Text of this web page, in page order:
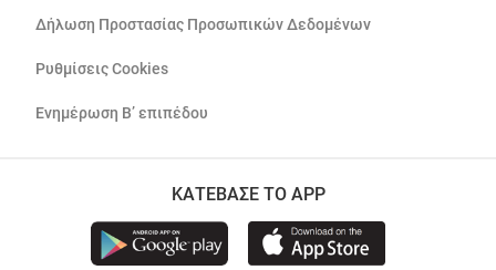
Δήλωση Προστασίας Προσωπικών Δεδομένων
Ρυθμίσεις Cookies
Ενημέρωση Β’ επιπέδου
ΚΑΤΕΒΑΣΕ ΤΟ APP